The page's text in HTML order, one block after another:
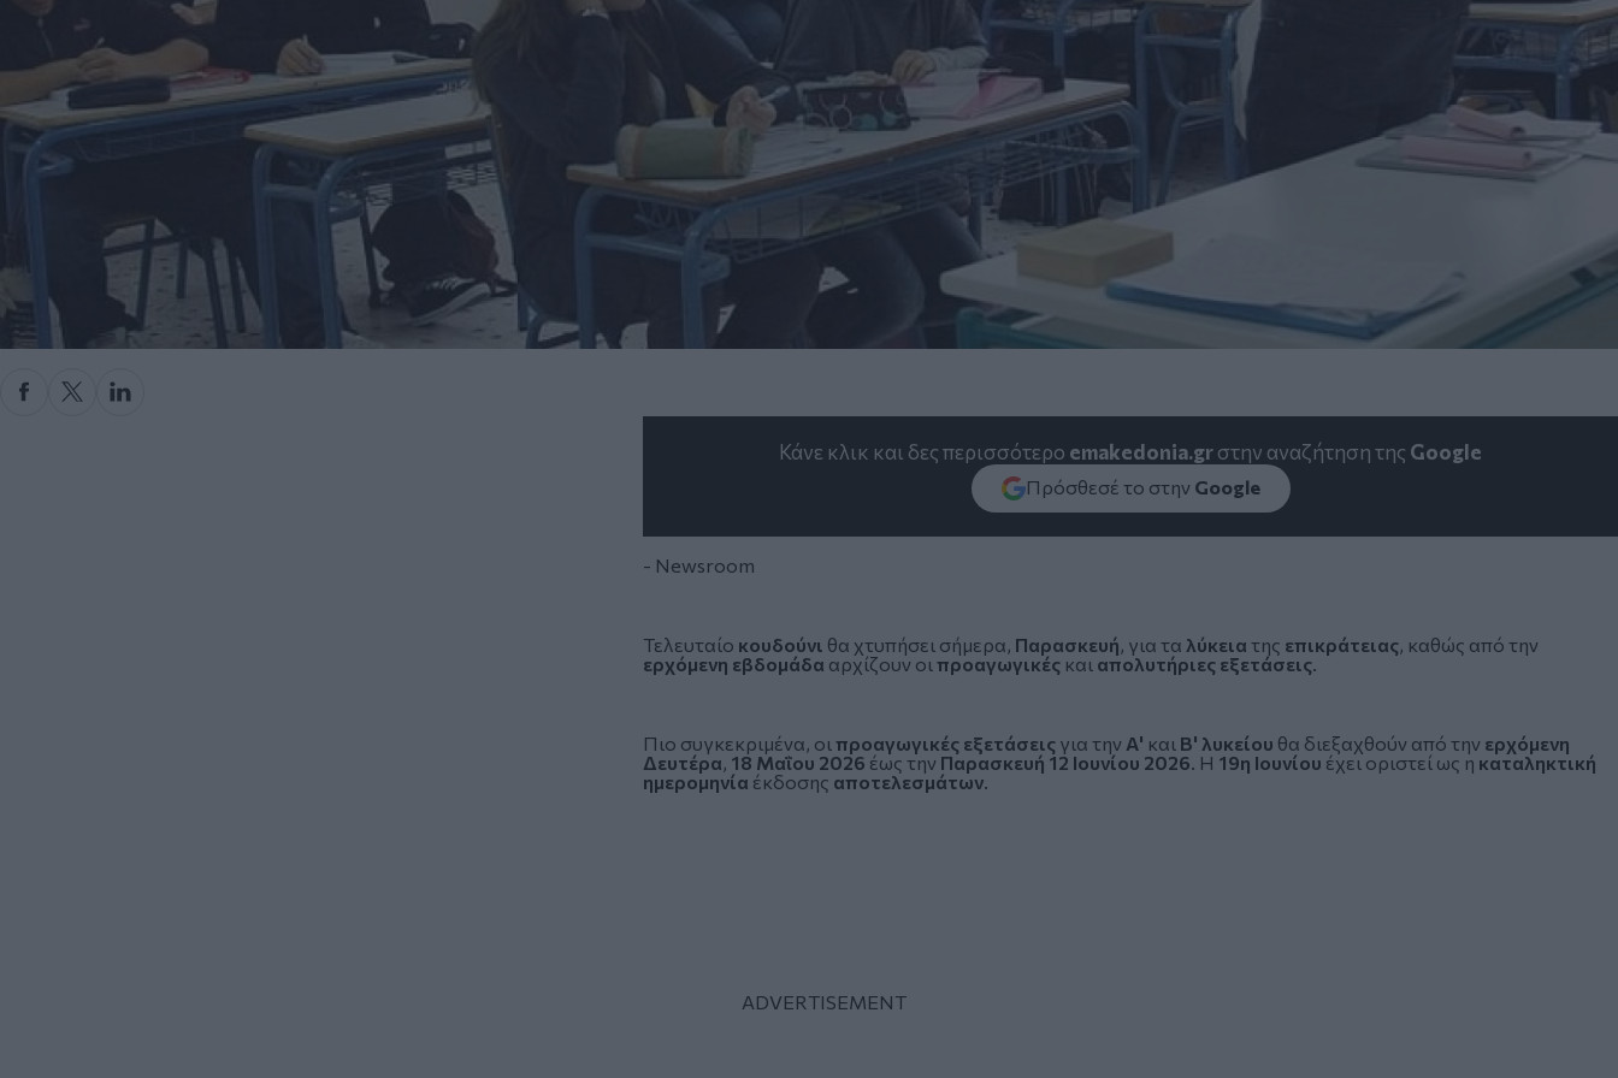
Κάνε κλικ και δες περισσότερο emakedonia.grστην αναζήτηση της Google
Πρόσθεσέ το στην Google
- Newsroom
Τελευταίο κουδούνι θα χτυπήσει σήμερα, Παρασκευή , για τα λύκεια της επικράτειας , καθώς από την
ερχόμενη εβδομάδα αρχίζουν οι προαγωγικές και απολυτήριες εξετάσεις
Πιο συγκεκριμένα, οι προαγωγικές εξετάσεις για την Α' και Β' λυκείου θα διεξαχθούν από την ερχόμενη
Δευτέρα 18 Μαΐου 2026 έως την Παρασκευή 12 Ιουνίου 2026 . Η 19η Ιουνίου έχει οριστεί ως η καταληκτική
ημερομηνία έκδοσης αποτελεσμάτων